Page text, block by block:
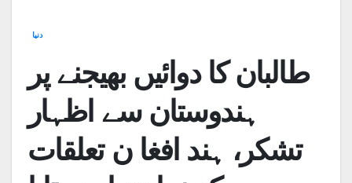
دنیا
طالبان کا دوائیں بھیجنے پر
ہندوستان سے اظہار
تشکر، ہند افغا ن تعلقات